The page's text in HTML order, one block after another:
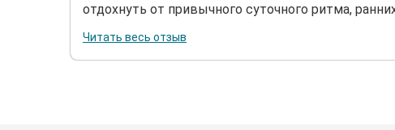
отдохнуть от привычного суточного ритма,
Читать весь отзыв